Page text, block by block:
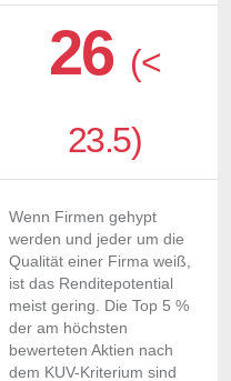
26 (<
23.5)
Wenn Firmen gehypt
werden und jeder um die
Qualität einer Firma weiß,
ist das Renditepotential
meist gering. Die Top 5 %
der am höchsten
bewerteten Aktien nach
dem KUV-Kriterium sind